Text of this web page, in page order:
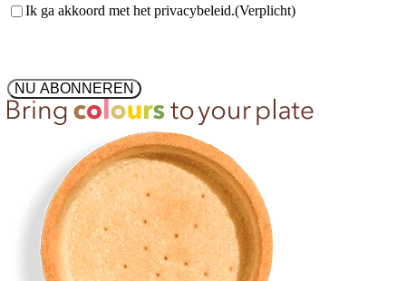
Toestemming(Verplicht)
Ik ga akkoord met het privacybeleid.(Verplicht)
NU ABONNEREN